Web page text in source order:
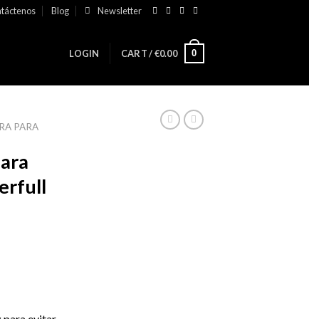
Blog Newsletter
LOGIN CART /€0.00 0
PARA